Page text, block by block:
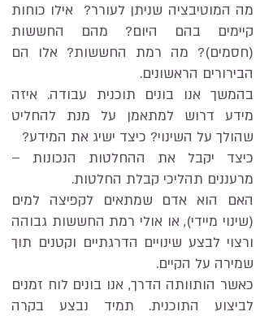
מה המוטיבציה שניתן לעורר? אילו כוחות
קיימים בהם היום? מהם החששות
(חסמים)? מה רמת החששות? אלו הם
הבירורים הראשונים.
בהמשך אנו בונים תוכנית עבודה. איזה
מידע דרוש למתאמן על מנת להחליט
שהולך על השינוי? כיצד ישיג את המידע?
כיצד יקבל את ההחלטות הנכונות –
מרעננים תהליכי קבלת החלטות.
האם הוא אדם שמתאים לקפיצה למים
(שינוי מיידי), או אולי רמת החששות גבוהה
ורצוי לבצע שינויים הדרגתיים וקטנים תוך
שמירה על הקיים.
כאשר הותוותה הדרך, אנו בונים לוח זמנים
לביצוע התוכנית. תמיד נבצע בקרה